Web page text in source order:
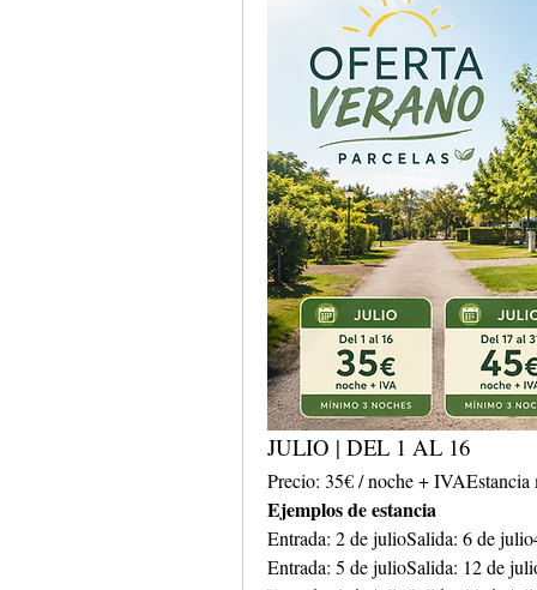
JULIO | DEL 1 AL 16
Precio: 35€ / noche + IVAEstancia
Ejemplos de estancia
Entrada: 2 de julioSalida: 6 de
Entrada: 5 de julioSalida: 12 de